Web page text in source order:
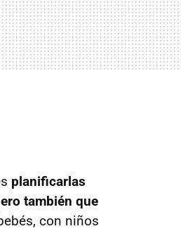
planificarlas
también que
con niños